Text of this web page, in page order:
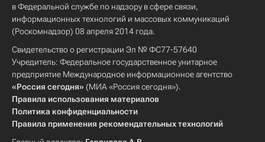
в Федеральной службе по надзору в сфере связи,
информационных технологий и массовых коммуникаций
(Роскомнадзор) 08 апреля 2014 года.
Свидетельство о регистрации Эл № ФС77-57640
Учредитель: Федеральное государственное унитарное
предприятие Международное информационное агентство
«Россия сегодня» (МИА «Россия сегодня»).
Правила использования материалов
Политика конфиденциальности
Правила применения рекомендательных технологий